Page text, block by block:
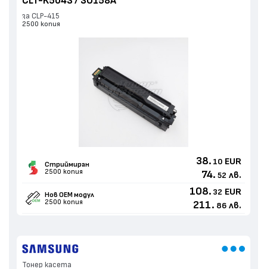
за CLP-415
2500 копия
Стриймиран
2500 копия
38. 10 EUR
74. 52 лв.
Нов ОЕМ модул
2500 копия
108. 32 EUR
211. 86 лв.
Тонер касета